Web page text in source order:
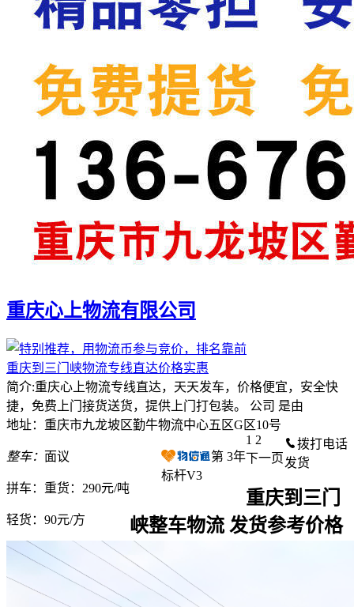
重庆心上物流有限公司
重庆到三门峡物流专线直达价格实惠
简介:重庆心上物流专线直达，天天发车，价格便宜，安全快
捷，免费上门接货送货，提供上门打包装。 公司 是由
地址：重庆市九龙坡区勤牛物流中心五区G区10号
整车： 面议
拼车： 重货：290元/吨
轻货： 90元/方
第 3年
标杆V3
拨打电话
发货
1 2
下一页
重庆到三门
峡整车物流 发货参考价格